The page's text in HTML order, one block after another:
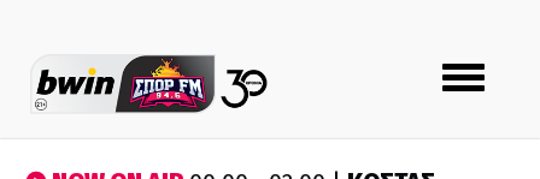
Toggle
navigation